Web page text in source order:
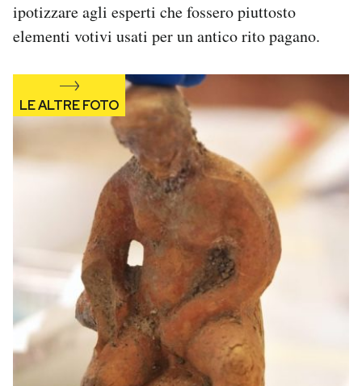
ipotizzare agli esperti che fossero piuttosto
elementi votivi usati per un antico rito pagano.